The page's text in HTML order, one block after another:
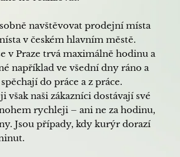
navštěvovat prodejní místa
v českém hlavním městě.
v Praze trvá maximálně hodinu a
například ve všední dny ráno a
do práce a z práce.
však naši zákazníci dostávají své
rychleji – ani ne za hodinu,
Jsou případy, kdy kurýr dorazí